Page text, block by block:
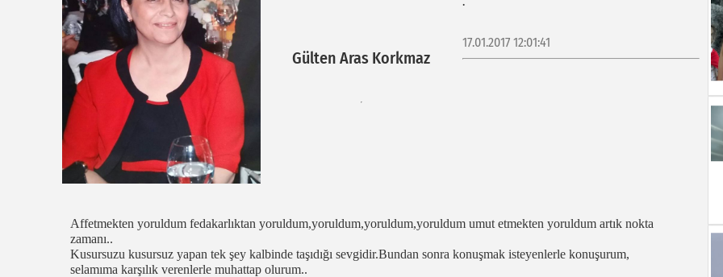
Gülten Aras Korkmaz
17.01.2017 12:01:41
Affetmekten yoruldum fedakarlıktan yoruldum,yoruldum,yoruldum,yoruldum umut etmekten yoruldum artık nokta
zamanı..
Kusursuzu kusursuz yapan tek şey kalbinde taşıdığı sevgidir.Bundan sonra konuşmak isteyenlerle konuşurum,
selamıma karşılık verenlerle muhattap olurum..